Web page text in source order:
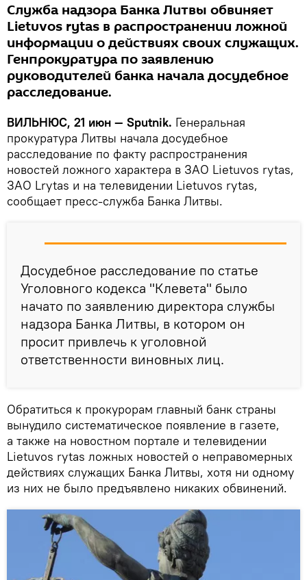
Служба надзора Банка Литвы обвиняет
Lietuvos rytas в распространении ложной
информации о действиях своих служащих.
Генпрокуратура по заявлению
руководителей банка начала досудебное
расследование.
ВИЛЬНЮС, 21 июн — Sputnik. Генеральная
прокуратура Литвы начала досудебное
расследование по факту распространения
новостей ложного характера в ЗАО Lietuvos rytas,
ЗАО Lrytas и на телевидении Lietuvos rytas,
сообщает пресс-служба Банка Литвы.
Досудебное расследование по статье
Уголовного кодекса "Клевета" было
начато по заявлению директора службы
надзора Банка Литвы, в котором он
просит привлечь к уголовной
ответственности виновных лиц.
Обратиться к прокурорам главный банк страны
вынудило систематическое появление в газете,
а также на новостном портале и телевидении
Lietuvos rytas ложных новостей о неправомерных
действиях служащих Банка Литвы, хотя ни одному
из них не было предъявлено никаких обвинений.